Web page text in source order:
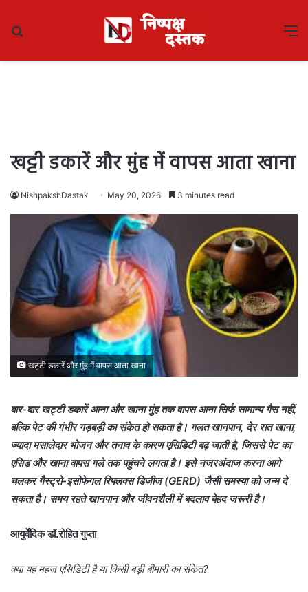
खट्टी डकारें और मुंह में वापस आता खाना
NishpakshDastak May 20, 2026 3 minutes read
खट्टी डकारें और मुंह में वापस आता खाना
बार-बार खट्टी डकारें आना और खाना मुंह तक वापस आना सिर्फ सामान्य गैस नहीं,
बल्कि पेट की गंभीर गड़बड़ी का संकेत हो सकता है। गलत खानपान, देर रात खाना,
ज्यादा मसालेदार भोजन और तनाव के कारण एसिडिटी बढ़ जाती है, जिससे पेट का
एसिड और खाना वापस गले तक पहुंचने लगता है। इसे नजरअंदाज करना आगे
चलकर गैस्ट्रो-इसोफेगल रिफ्लक्स डिजीज (GERD) जैसी समस्या को जन्म दे
सकता है। समय रहते खानपान और जीवनशैली में बदलाव बेहद जरूरी है।
आयुर्वेदिक डॉ.रोहित गुप्ता
क्या यह महज एसिडिटी है या किसी बड़ी बीमारी का संकेत?